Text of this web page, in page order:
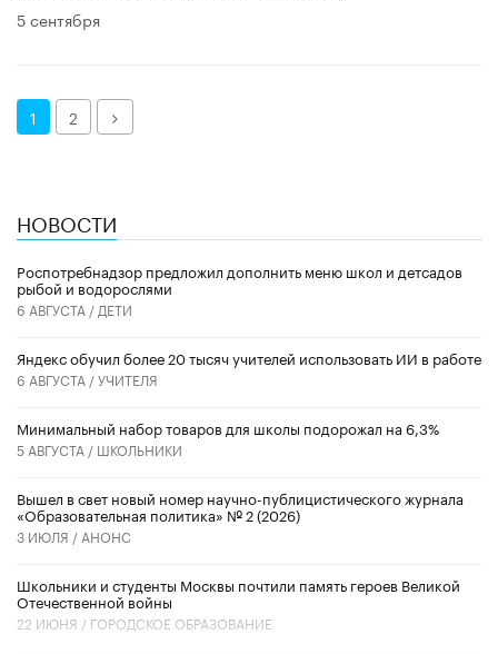
5 сентября
1 2 Далее
НОВОСТИ
Роспотребнадзор предложил дополнить меню школ и детсадов
рыбой и водорослями
6 АВГУСТА / ДЕТИ
​Яндекс обучил более 20 тысяч учителей использовать ИИ в работе
6 АВГУСТА /УЧИТЕЛЯ
Минимальный набор товаров для школы подорожал на 6,3%
5 АВГУСТА / ШКОЛЬНИКИ
Вышел в свет новый номер научно-публицистического журнала
«Образовательная политика» № 2 (2026)
3 ИЮЛЯ / АНОНС
Школьники и студенты Москвы почтили память героев Великой
Отечественной войны
22 ИЮНЯ / ГОРОДСКОЕ ОБРАЗОВАНИЕ